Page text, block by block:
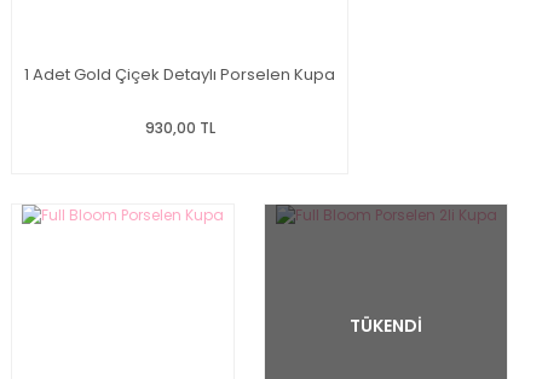
1 Adet Gold Çiçek Detaylı Porselen Kupa
930,00 TL
TÜKENDİ